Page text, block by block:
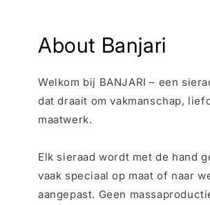
About Banjari
Welkom bij BANJARI – een
dat draait om vakmanschap,
maatwerk.
Elk sieraad wordt met de hand
vaak speciaal op maat of naar
aangepast. Geen